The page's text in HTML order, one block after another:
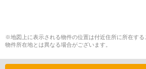
※地図上に表示される物件の位置は付近住所に所在す
物件所在地とは異なる場合がございます。